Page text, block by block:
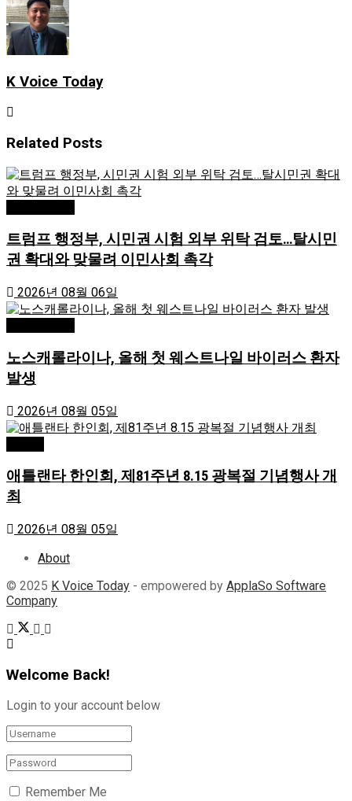
K Voice Today
Related Posts
트럼프 행정부, 시민권 시험 외부 위탁 검토…탈시민
권 확대와 맞물려 이민사회 촉각
2026년 08월 06일
노스캐롤라이나, 올해 첫 웨스트나일 바이러스 환자
발생
2026년 08월 05일
애틀랜타 한인회, 제81주년 8.15 광복절 기념행사 개
최
2026년 08월 05일
About
© 2025 K Voice Today - empowered by ApplaSo Software
Company
Welcome Back!
Login to your account below
Remember Me